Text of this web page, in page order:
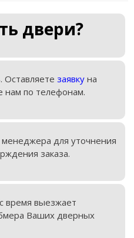
двери?
Оставляете заявкуна
нам по телефонам.
для уточнения
заказа.
время выезжает
Ваших дверных